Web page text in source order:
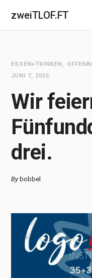
zweiTLOF.FT
ESSEN+TRINKEN
JUNI 7, 2023
Wir
drei.
By bobbel